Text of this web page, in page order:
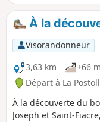
À la
Visorandonneur
3,63 km
+66 m
Départ à La
À la découverte du
Joseph et Saint-